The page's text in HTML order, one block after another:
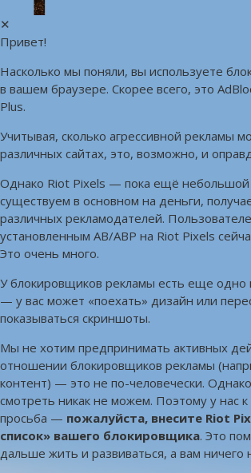
✕
Привет!
Насколько мы поняли, вы используете
в вашем браузере. Скорее всего, это
Plus.
Учитывая, сколько агрессивной рекламы
различных сайтах, это, возможно, и
Однако Riot Pixels — пока ещё небольшой
существуем в основном на деньги,
различных рекламодателей.
установленным AB/ABP на Riot Pixels
Это очень много.
У блокировщиков рекламы есть еще одно
— у вас может «поехать» дизайн или
показываться скриншоты.
Мы не хотим предпринимать активных
отношении блокировщиков рекламы
контент) — это не по-человечески.
смотреть никак не можем. Поэтому у нас
просьба — пожалуйста, внесите Riot
список» вашего блокировщика. Это
дальше жить и развиваться, а вам ничего